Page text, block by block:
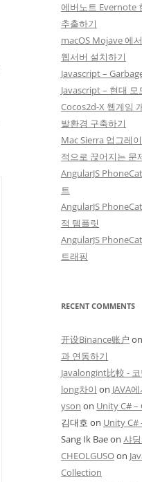
에버노트 Evernote
추출하기
macOS Mojave 에
웹서버 설치하기
Javascript –
Javascript – 현대 모
Cocos2d-X 웹게임
발환경 구축하기
Mac Sierra 업그레
적으로 끊어지는 문
AngularJS
트
AngularJS
적 템플릿
AngularJS
트래핑
RECENT COMMENTS
开设Binance账户 on
과 연동하기
Javalongint比較 -
long차이 on JAVA
yson on Unity C# –
김대호 on Unity C#
Sang Ik Baeon 샤
CHEOLGUSOon
Collection